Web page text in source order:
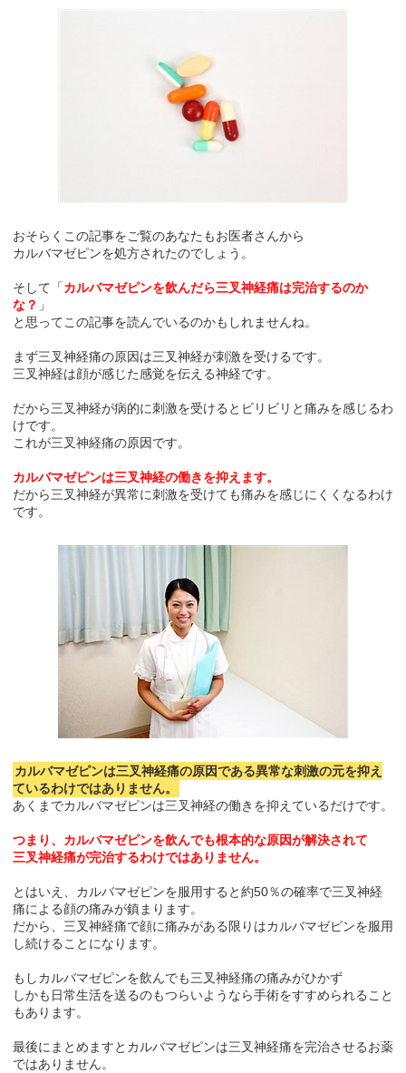
おそらくこの記事をご覧のあなたもお医者さんから
カルバマゼピンを処方されたのでしょう。
そして「カルバマゼピンを飲んだら三叉神経痛は完治するのか
な？ 」
と思ってこの記事を読んでいるのかもしれませんね。
まず三叉神経痛の原因は三叉神経が刺激を受けるです。
三叉神経は顔が感じた感覚を伝える神経です。
だから三叉神経が病的に刺激を受けるとビリビリと痛みを感じるわ
けです。
これが三叉神経痛の原因です。
カルバマゼピンは三叉神経の働きを抑えます。
だから三叉神経が異常に刺激を受けても痛みを感じにくくなるわけ
です。
カルバマゼピンは三叉神経痛の原因である異常な刺激の元を抑え
ているわけではありません。
あくまでカルバマゼピンは三叉神経の働きを抑えているだけです。
つまり、カルバマゼピンを飲んでも根本的な原因が解決されて
三叉神経痛が完治するわけではありません。
とはいえ、カルバマゼピンを服用すると約50％の確率で三叉神経
痛による顔の痛みが鎮まります。
だから、三叉神経痛で顔に痛みがある限りはカルバマゼピンを服用
し続けることになります。
もしカルバマゼピンを飲んでも三叉神経痛の痛みがひかず
しかも日常生活を送るのもつらいようなら手術をすすめられること
もあります。
最後にまとめますとカルバマゼピンは三叉神経痛を完治させるお薬
ではありません。